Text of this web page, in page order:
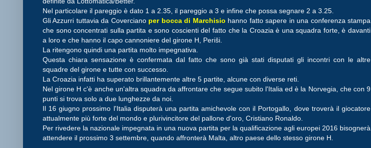
Nel particolare il pareggio è dato 1 a 2.35, il pareggio a 3 e infine che possa segnare 2 a 3.25.
Gli Azzurri tuttavia da Coverciano per bocca di Marchisio hanno fatto sapere in una conferenza stampa
che sono concentrati sulla partita e sono coscienti del fatto che la Croazia è una squadra forte, è davanti
a loro e che hanno il capo cannoniere del girone H, Periši.
La ritengono quindi una partita molto impegnativa.
Questa chiara sensazione è confermata dal fatto che sono già stati disputati gli incontri con le altre
squadre del girone e tutte con successo.
La Croazia infatti ha superato brillantemente altre 5 partite, alcune con diverse reti.
Nel girone H c'è anche un'altra squadra da affrontare che segue subito l'Italia ed è la Norvegia, che con 9
punti si trova solo a due lunghezze da noi.
Il 16 giugno prossimo l'Italia disputerà una partita amichevole con il Portogallo, dove troverà il giocatore
attualmente più forte del mondo e plurivincitore del pallone d'oro, Cristiano Ronaldo.
Per rivedere la nazionale impegnata in una nuova partita per la qualificazione agli europei 2016 bisognerà
attendere il prossimo 3 settembre, quando affronterà Malta, altro paese dello stesso girone H.